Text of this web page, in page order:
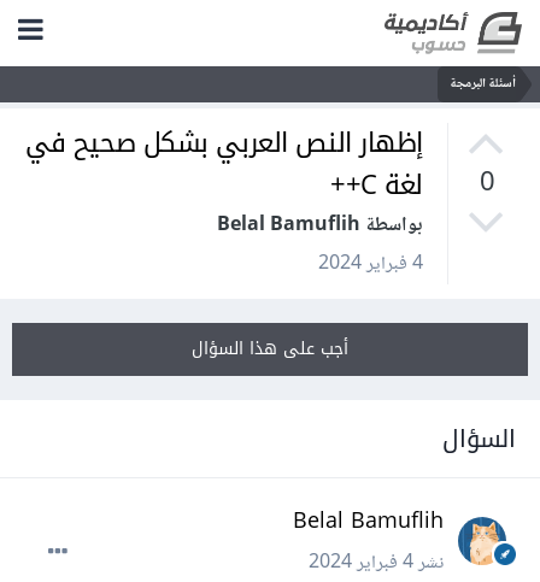
أسئلة البرمجة
0
إظهار النص العربي بشكل صحيح في
لغة C++
بواسطة Belal Bamuflih
4 فبراير 2024
أجب على هذا السؤال
السؤال
Belal Bamuflih
نشر4 فبراير 2024